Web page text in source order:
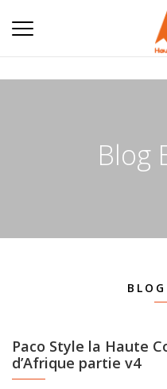
Blog
Paco Style la Haute
d’Afrique partie v4